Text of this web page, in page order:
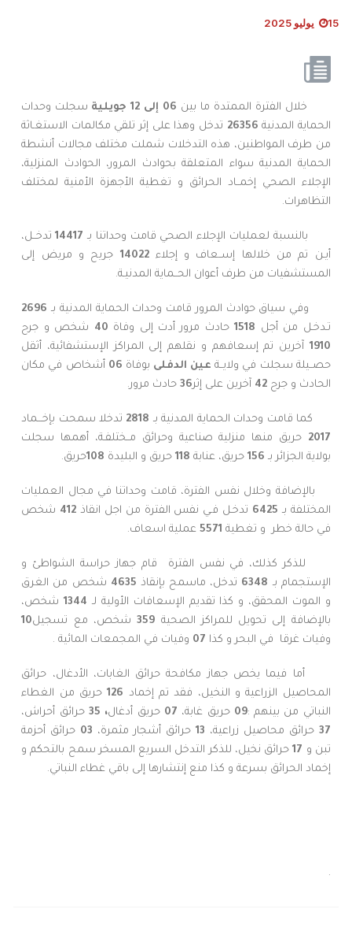
15 يوليو 2025
خلال الفترة الممتدة ما بين 06 إلى 12 جويلية
سجلت وحدات
الحماية المدنية 26356 تدخل وهذا على إثر تلقي مكالمات الاستغـاثة
من طرف المواطنين، هذه التدخلات شملت مختلف مجالات أنشطة
الحماية المدنية سواء المتعلقة بحوادث المرور، الحوادث المنزلية،
الإجلاء الصحي إخمــاد الحرائق و تغطية الأجهزة الأمنية لمختلف
التظاهرات.
بالنسبة لعمليات الإجلاء الصحي قامت وحداتنا بـ 14417تدخــل،
أيـن تم من خلالها إســعاف و إجلاء14022 جريح و مريض إلى
المستشفيات من طرف أعوان الحــماية المدنيـة.
وفي سياق حوادث المرور قامت وحدات الحماية المدنية بـ 2696
تـدخـل من أجل 1518 حادث مرور أدت إلى وفاة
شخص و جرح
1910 آخرين تم إسعافهم و نقلهم إلى المراكز الإستشفائية، أثقل
حصــيلة سجلت في ولايــة عين الدفلى بوفاة 06 أشخاص في مكان
الحادث و جرح42 آخرين على إثر36 حادث مرور.
كما قامت وحدات الحماية المدنية بـ 2818 تدخلا سمحت بإخـــماد
2017 حريق منها منزلية صناعية وحرائق مــختلفـة، أهمها سجلت
بولاية الجزائر بـ 156 حريق، عنابة 118 حريق و البليدة 108حريق.
بالإضافة وخلال نفس الفترة، قامت وحداتنا في مجال العمليات
المختلفة بـ 6425 تدخـل فـي نفس الفترة من اجل انقاذ 412 شخص
في حالة خطر
و تغطية 5571 عملية اسعاف.
للذكر كذلك، في نفس الفترة قام جهاز حراسة الشواطئ و
الإستجمام بـ 6348 تدخل، ماسمح بإنقاذ 4635 شخص من الغرق
و الموت المحقق، و كذا تقديم الإسعافات الأولية لـ 1344شخص،
بالإضافة إلى تحويل للمراكز الصحية 359شخص، مع تسجيل10
وفيات غرقا في البحر و كذا 07 وفيات في المجمعات المائية .
أما فيما يخص جهاز مكافحة حرائق الغابات، الأدغال، حرائق
المحاصيل الزراعية و النخيل، فقد تم إخماد 126حريق من الغطاء
النباتي من بينهم :09 حريق غابة، 07 حريق أدغال، 35
حرائق أحراش،
37 حرائق محاصيل زراعية، 13 حرائق أشجار مثمرة، 03 حرائق أحزمة
تبن و 17حرائق نخيل، للذكر التدخل السريع المسخر سمح بالتحكم و
إخماد الحرائق بسرعة و كذا منع إنتشارها إلى باقي غطاء النباتي.
.